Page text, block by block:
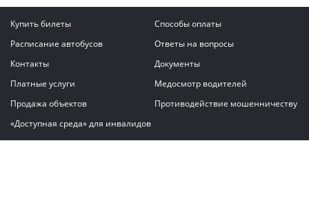
Купить билеты
Способы оплаты
Расписание автобусов
Ответы на вопросы
Контакты
Документы
Платные услуги
Медосмотр водителей
Продажа объектов
Противодействие мошенничеству
«Доступная среда» для инвалидов